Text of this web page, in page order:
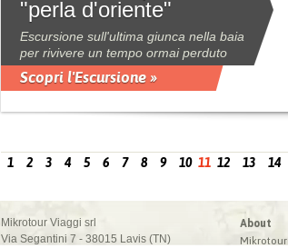
"perla d'oriente"
Escursione sull'ultima giunca nella baia
per rivivere un tempo ormai perduto
Scopri l'Escursione »
1 2 3 4 5 6 7 8 9 10 11 12 13 14
Mikrotour Viaggi srl
Via Segantini 7 - 38015 Lavis (TN)
About
Mikrotour